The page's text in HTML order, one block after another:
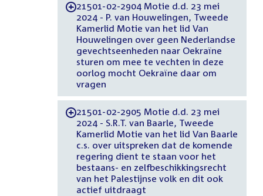
-21501-02-2904 Motie d.d. 23 mei
2024 - P. van Houwelingen, Tweede
Kamerlid Motie van het lid Van
Houwelingen over geen Nederlandse
gevechtseenheden naar Oekraïne
sturen om mee te vechten in deze
oorlog mocht Oekraïne daar om
vragen
-21501-02-2905 Motie d.d. 23 mei
2024 - S.R.T. van Baarle, Tweede
Kamerlid Motie van het lid Van Baarle
c.s. over uitspreken dat de komende
regering dient te staan voor het
bestaans- en zelfbeschikkingsrecht
van het Palestijnse volk en dit ook
actief uitdraagt